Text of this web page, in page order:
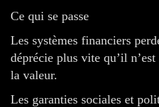
Ce qui se passe
Les systèmes financiers
déprécie plus vite qu’il
la valeur.
Les garanties sociales et